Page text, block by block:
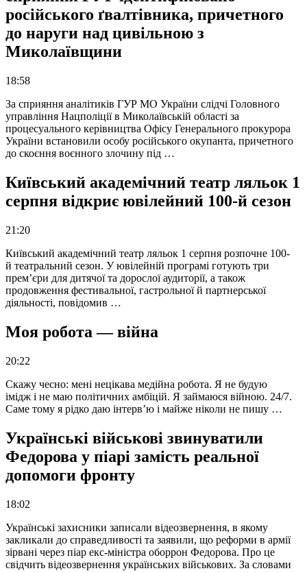
російського ґвалтівника, причетного
до наруги над цивільною з
Миколаївщини
18:58
За сприяння аналітиків ГУР МО України слідчі Головного
управління Нацполіції в Миколаївській області за
процесуального керівництва Офісу Генерального прокурора
України встановили особу російського окупанта, причетного
до скоєння воєнного злочину під …
Київський академічний театр ляльок 1
серпня відкриє ювілейний 100-й сезон
21:20
Київський академічний театр ляльок 1 серпня розпочне 100-
й театральний сезон. У ювілейній програмі готують три
прем’єри для дитячої та дорослої аудиторії, а також
продовження фестивальної, гастрольної й партнерської
діяльності, повідомив …
Моя робота — війна
20:22
Скажу чесно: мені нецікава медійна робота. Я не будую
імідж і не маю політичних амбіцій. Я займаюся війною. 24/7.
Саме тому я рідко даю інтерв’ю і майже ніколи не пишу …
Українські військові звинуватили
Федорова у піарі замість реальної
допомоги фронту
18:02
Українські захисники записали відеозвернення, в якому
закликали до справедливості та заявили, що реформи в армії
зірвані через піар екс-міністра оборрон Федорова. Про це
свідчить відеозвернення українських військових. За словами